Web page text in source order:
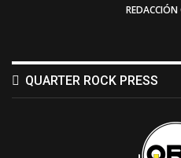
REDACCIÓN
QUARTER ROCK PRESS